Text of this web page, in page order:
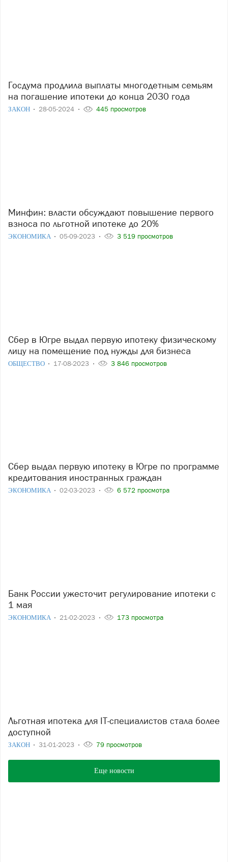
Госдума продлила выплаты многодетным семьям
на погашение ипотеки до конца 2030 года
ЗАКОН 28-05-2024 445 просмотров
Минфин: власти обсуждают повышение первого
взноса по льготной ипотеке до 20%
ЭКОНОМИКА 05-09-2023 3 519 просмотров
Сбер в Югре выдал первую ипотеку физическому
лицу на помещение под нужды для бизнеса
ОБЩЕСТВО 17-08-2023 3 846 просмотров
Сбер выдал первую ипотеку в Югре по программе
кредитования иностранных граждан
ЭКОНОМИКА 02-03-2023 6 572 просмотра
Банк России ужесточит регулирование ипотеки с
1 мая
ЭКОНОМИКА 21-02-2023 173 просмотра
Льготная ипотека для IT-специалистов стала более
доступной
ЗАКОН 31-01-2023 79 просмотров
Еще новости